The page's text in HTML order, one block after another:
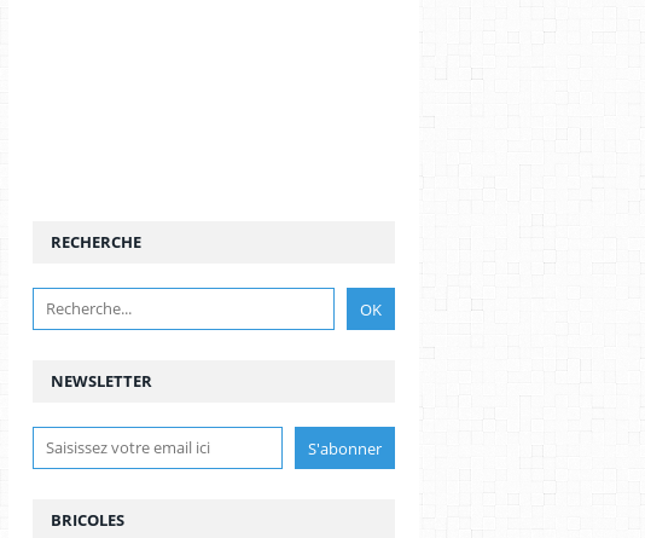
NEWSLETTER
RECHERCHE
BRICOLES